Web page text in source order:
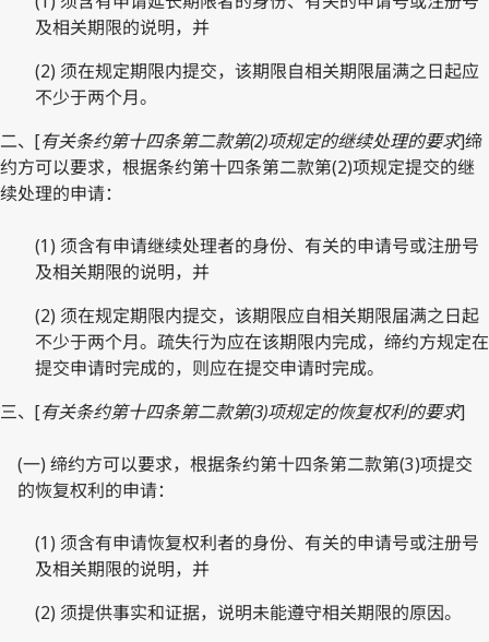
及相关期限的说明，并
(2) 须在规定期限内提交，该期限自相关期限届满之日起应
不少于两个月。
二、[有关条约第十四条第二款第(2)项规定的继续处理的要求]缔
约方可以要求，根据条约第十四条第二款第(2)项规定提交的继
续处理的申请：
(1) 须含有申请继续处理者的身份、有关的申请号或注册号
及相关期限的说明，并
(2) 须在规定期限内提交，该期限应自相关期限届满之日起
不少于两个月。疏失行为应在该期限内完成，缔约方规定在
提交申请时完成的，则应在提交申请时完成。
三、[有关条约第十四条第二款第(3)项规定的恢复权利的要求]
(一) 缔约方可以要求，根据条约第十四条第二款第(3)项提交
的恢复权利的申请：
(1) 须含有申请恢复权利者的身份、有关的申请号或注册号
及相关期限的说明，并
(2) 须提供事实和证据，说明未能遵守相关期限的原因。